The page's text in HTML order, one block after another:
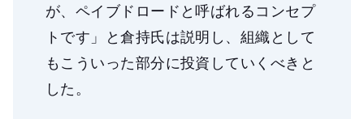
が、ペイブドロードと呼ばれるコンセプ
トです」と倉持氏は説明し、組織として
もこういった部分に投資していくべきと
した。